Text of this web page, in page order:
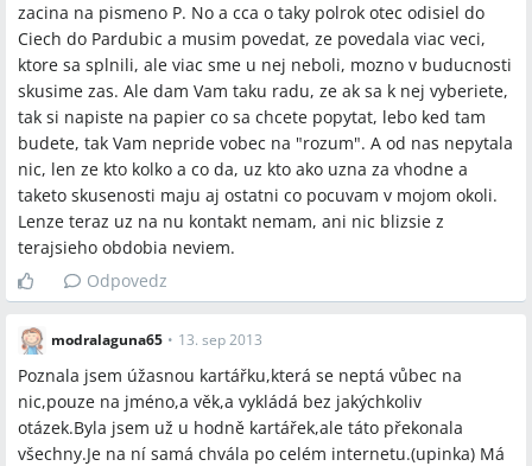
zacina na pismeno P. No a cca o taky polrok otec odisiel do
Ciech do Pardubic a musim povedat, ze povedala viac veci,
ktore sa splnili, ale viac sme u nej neboli, mozno v buducnosti
skusime zas. Ale dam Vam taku radu, ze ak sa k nej vyberiete,
tak si napiste na papier co sa chcete popytat, lebo ked tam
budete, tak Vam nepride vobec na "rozum". A od nas nepytala
nic, len ze kto kolko a co da, uz kto ako uzna za vhodne a
taketo skusenosti maju aj ostatni co pocuvam v mojom okoli.
Lenze teraz uz na nu kontakt nemam, ani nic blizsie z
terajsieho obdobia neviem.
Odpovedz
modralaguna65 • 13. sep 2013
Poznala jsem úžasnou kartářku,která se neptá vůbec na
nic,pouze na jméno,a věk,a vykládá bez jakýchkoliv
otázek.Byla jsem už u hodně kartářek,ale táto překonala
všechny.Je na ní samá chvála po celém internetu.(upinka) Má